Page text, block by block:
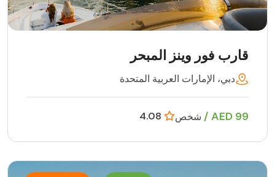
قارب فور وينز المبحر
دبي، الإمارات العربية المتحدة
99 AED / شخص